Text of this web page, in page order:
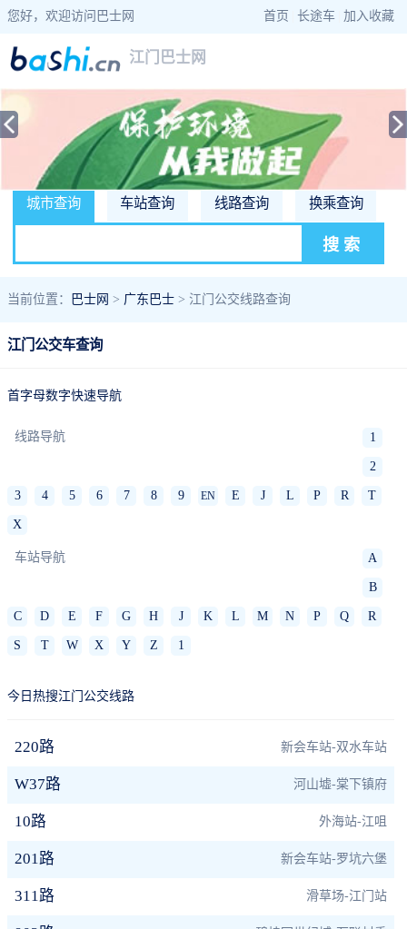
您好，欢迎访问巴士网 首页 长途车 加入收藏
江门巴士网
城市查询 车站查询 线路查询 换乘查询
当前位置： 巴士网 > 广东巴士 > 江门公交线路查询
江门公交车查询
首字母数字快速导航
线路导航 1
2
3 4 5 6 7 8 9 EN E J L P R T
X
车站导航 A
B
C D E F G H J K L M N P Q R
S T W X Y Z 1
今日热搜江门公交线路
220路 新会车站-双水车站
W37路 河山墟-棠下镇府
10路 外海站-江咀
201路 新会车站-罗坑六堡
311路 滑草场-江门站